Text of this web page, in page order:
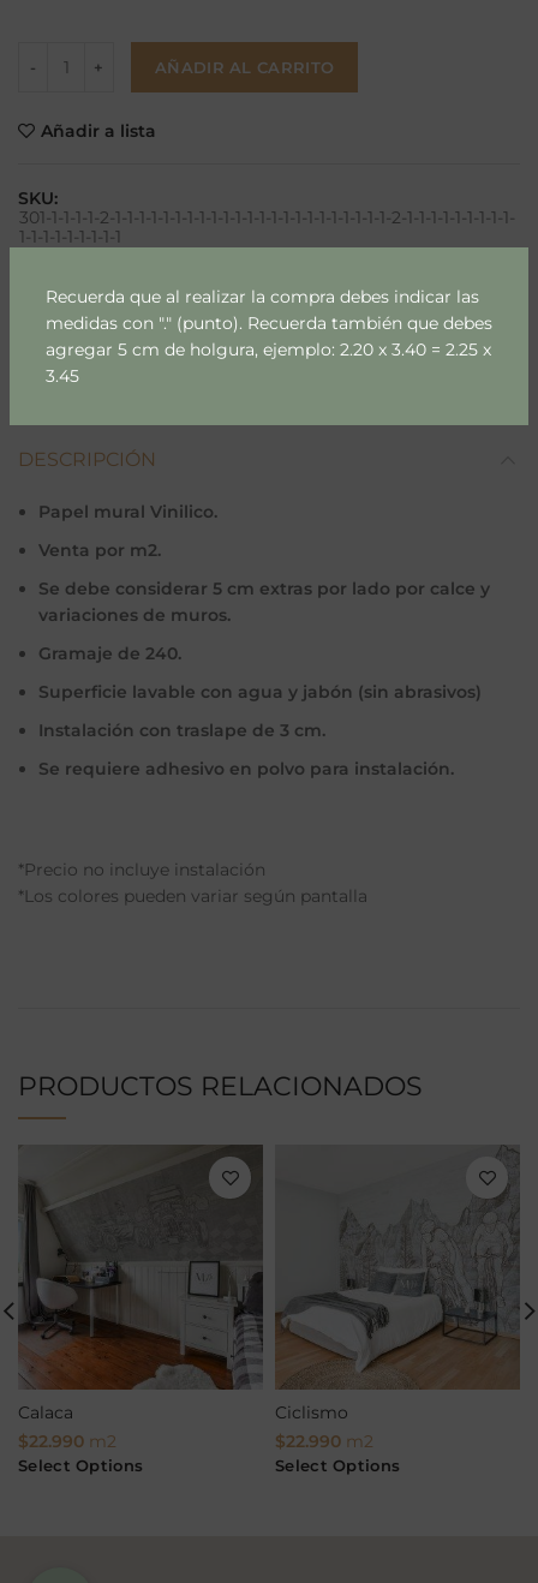
Recuerda que al realizar la compra debes indicar las
medidas con "." (punto). Recuerda también que debes
agregar 5 cm de holgura, ejemplo: 2.20 x 3.40 = 2.25 x
3.45
AÑADIR AL CARRITO
Añadir a lista
SKU:
301-1-1-1-1-2-1-1-1-1-1-1-1-1-1-1-1-1-1-1-1-1-1-1-1-1-1-1-1-2-1-1-1-1-1-1-1-1-1-
1-1-1-1-1-1-1-1-1
Etiquetas:
papel mural
papel mural m2
Compartir
DESCRIPCIÓN
Papel mural Vinilico.
Venta por m2.
Se debe considerar 5 cm extras por lado por calce y
variaciones de muros.
Gramaje de 240.
Superficie lavable con agua y jabón (sin abrasivos)
Instalación con traslape de 3 cm.
Se requiere adhesivo en polvo para instalación.
*Precio no incluye instalación
*Los colores pueden variar según pantalla
PRODUCTOS RELACIONADOS
Calaca
$22.990 m2
Select Options
Ciclismo
$22.990 m2
Select Options